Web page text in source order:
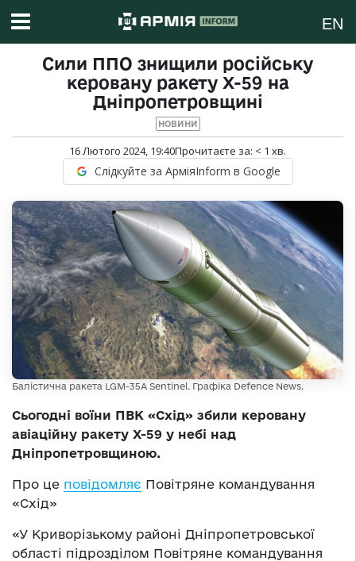
EN
Сили ППО знищили російську
керовану ракету Х-59 на
Дніпропетровщині
НОВИНИ
16 Лютого 2024, 19:40Прочитаєте за: < 1 хв.
Слідкуйте за АрміяInform в Google
Балістична ракета LGM-35A Sentinel. Графіка Defence News.
Сьогодні воїни ПВК «Схід» збили керовану
авіаційну ракету Х-59 у небі над
Дніпропетровщиною.
Про це повідомляє Повітряне командування
«Схід»
«У Криворізькому районі Дніпропетровської
області підрозділом Повітряне командування